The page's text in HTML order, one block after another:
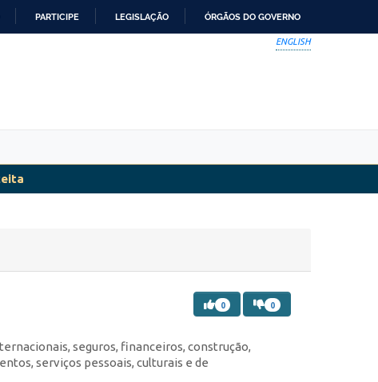
PARTICIPE LEGISLAÇÃO ÓRGÃOS DO GOVERNO
ENGLISH
seguros, financeiros, construção,
serviços pessoais, culturais e de
0 0